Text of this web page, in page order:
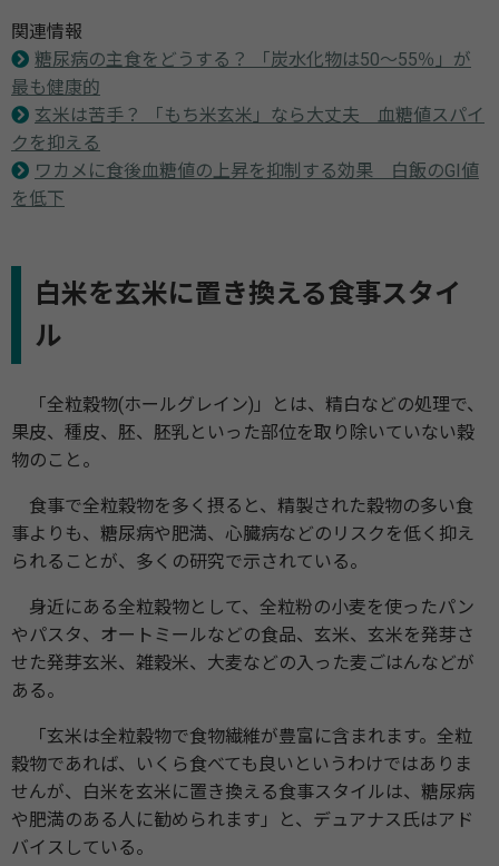
関連情報
糖尿病の主食をどうする？ 「炭水化物は50～55％」が
最も健康的
玄米は苦手？ 「もち米玄米」なら大丈夫 血糖値スパイ
クを抑える
ワカメに食後血糖値の上昇を抑制する効果 白飯のGI値
を低下
白米を玄米に置き換える食事スタイ
ル
「全粒穀物(ホールグレイン)」とは、精白などの処理で、
果皮、種皮、胚、胚乳といった部位を取り除いていない穀
物のこと。
食事で全粒穀物を多く摂ると、精製された穀物の多い食
事よりも、糖尿病や肥満、心臓病などのリスクを低く抑え
られることが、多くの研究で示されている。
身近にある全粒穀物として、全粒粉の小麦を使ったパン
やパスタ、オートミールなどの食品、玄米、玄米を発芽さ
せた発芽玄米、雑穀米、大麦などの入った麦ごはんなどが
ある。
「玄米は全粒穀物で食物繊維が豊富に含まれます。全粒
穀物であれば、いくら食べても良いというわけではありま
せんが、白米を玄米に置き換える食事スタイルは、糖尿病
や肥満のある人に勧められます」と、デュアナス氏はアド
バイスしている。